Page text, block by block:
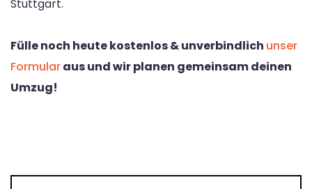
Stuttgart.
Fülle noch heute kostenlos & unverbindlich unser
Formularaus und wir planen gemeinsam deinen
Umzug!